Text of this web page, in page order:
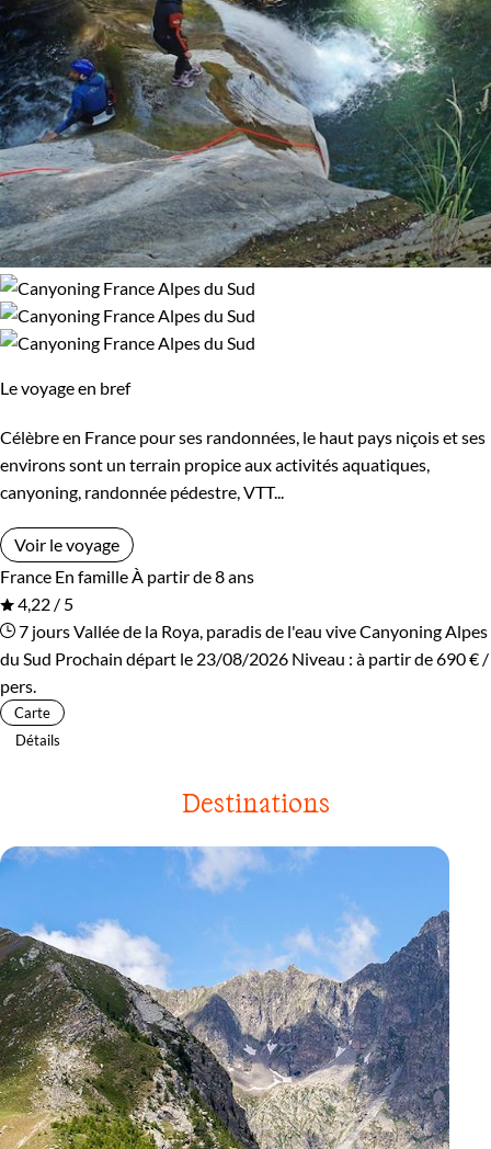
Le voyage en bref
Célèbre en France pour ses randonnées, le haut pays niçois et ses
environs sont un terrain propice aux activités aquatiques,
canyoning, randonnée pédestre, VTT...
Voir le voyage
France En famille À partir de 8 ans
4,22 / 5
7 joursVallée de la Roya, paradis de l'eau viveCanyoning Alpes
du Sud Prochain départ le 23/08/2026 Niveau : à partir de690 € /
pers.
Carte
Détails
Destinations